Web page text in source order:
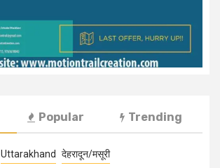
Popular Trending
Uttarakhand देहरादून/मसूरी